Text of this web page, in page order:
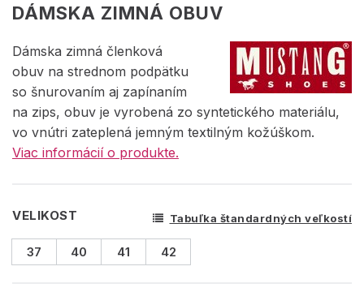
DÁMSKA ZIMNÁ OBUV
Dámska zimná členková
obuv na strednom podpätku
so šnurovaním aj zapínaním
na zips, obuv je vyrobená zo syntetického materiálu,
vo vnútri zateplená jemným textilným kožúškom.
Viac informácií o produkte.
VELIKOST Tabuľka štandardných veľkostí
37 40 41 42